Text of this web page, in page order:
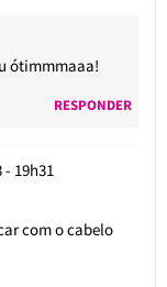
ótimmmaaa!
RESPONDER
19h31
com o cabelo